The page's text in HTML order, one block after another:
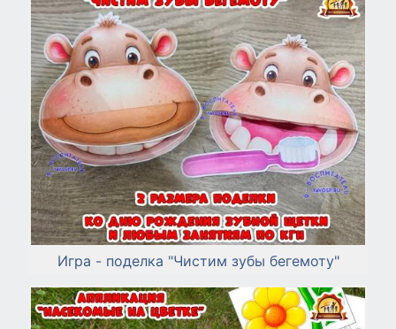
Игра - поделка "Чистим зубы бегемоту"